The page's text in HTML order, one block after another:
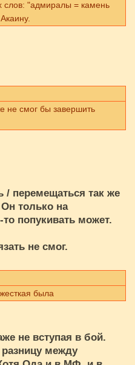
слов: "адмиралы = камень
не смог бы завершить
/ перемещаться так же
только на
попукивать может.
не смог.
была
не вступая в бой.
между